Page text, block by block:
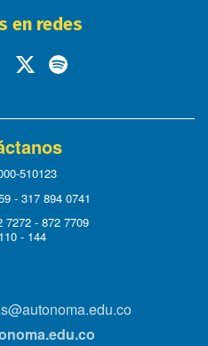
en redes
510123
- 317 894 0741
7272 - 872 7709
- 144